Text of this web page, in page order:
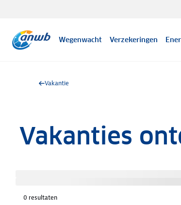
Wegenwacht Verzekeringen
Vakantie
Vakanties
0 resultaten